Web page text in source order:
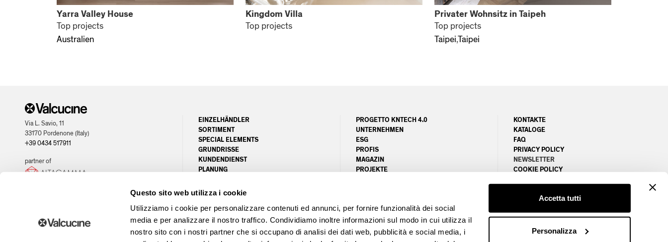
Questo sito web utilizza i cookie
Utilizziamo i cookie per personalizzare contenuti ed annunci, per fornire funzionalità dei social
media e per analizzare il nostro traffico. Condividiamo inoltre informazioni sul modo in cui utilizza il
nostro sito con i nostri partner che si occupano di analisi dei dati web, pubblicità e social media, i
Accetta tutti
Personalizza
Yarra Valley House
Top projects
Australien
Kingdom Villa
Top projects
Privater Wohnsitz in Taipeh
Top projects
Taipei,Taipei
Via L. Savio, 11
33170 Pordenone (Italy)
+39 0434 517911
partner of
EINZELHÄNDLER
SORTIMENT
SPECIAL ELEMENTS
GRUNDRISSE
KUNDENDIENST
PLANUNG
PROGETTO KNTECH 4.0
UNTERNEHMEN
ESG
PROFIS
MAGAZIN
PROJEKTE
KONTAKTE
KATALOGE
FAQ
PRIVACY POLICY
NEWSLETTER
COOKIE POLICY
© 2026 - P.IVA / CF 00407160936 - Capitale Sociale € 2.580.000,00 i.v. - Registro delle imprese di Pordenone N. 00407160936 - REA N. PN - 28955